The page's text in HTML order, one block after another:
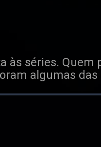
às séries. Quem
algumas
um olho
que mais